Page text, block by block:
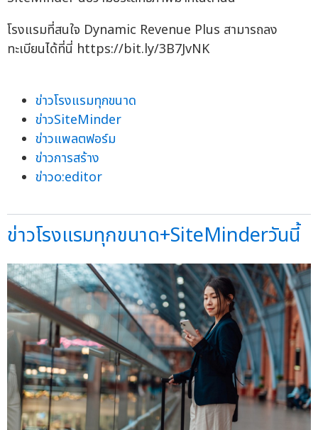
โรงแรมที่สนใจ Dynamic Revenue Plus สามารถลง
ทะเบียนได้ที่นี่ https://bit.ly/3B7JvNK
ข่าวโรงแรมทุกขนาด
ข่าวSiteMinder
ข่าวแพลตฟอร์ม
ข่าวการสร้าง
ข่าวo:editor
ข่าวโรงแรมทุกขนาด+SiteMinderวันนี้